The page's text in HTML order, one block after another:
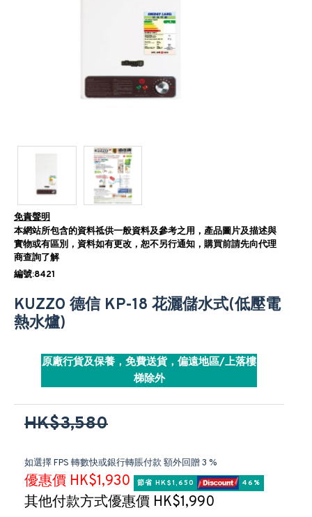
免責聲明
本網站所包含的資料祗供一般資料及參考之用，產品圖片及描述與
實物或有區別，資料如有更改，恕不另行通知，購買前請先向代理
商查詢了解
編號:8421
KUZZO 德信 KP-18 花灑儲水式(低壓電
熱水爐)
原廠行貨及保養，免費送貨，偏遠地區/上落樓
梯除外
HK$3,580
如選擇 FPS 轉數快或銀行轉賬付款 額外回贈 3 %
優惠價 HK$1,930 節省 HK$1,650 46%
其他付款方式優惠價 HK$1,990